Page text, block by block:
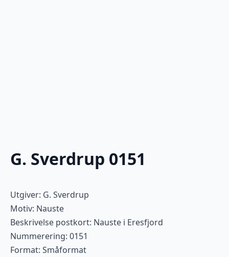
G. Sverdrup 0151
Utgiver: G. Sverdrup
Motiv: Nauste
Beskrivelse postkort: Nauste i Eresfjord
Nummerering: 0151
Format: Småformat